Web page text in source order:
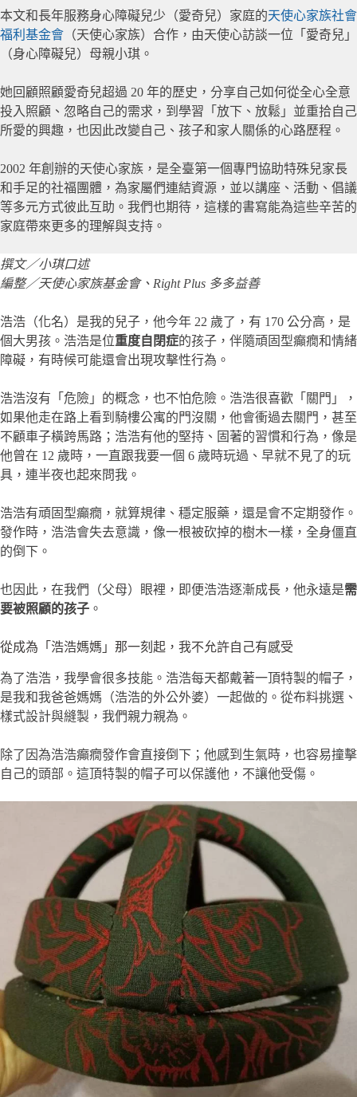
本文和長年服務身心障礙兒少（愛奇兒）家庭的天使心家族社會
福利基金會 （天使心家族）合作，由天使心訪談一位「愛奇兒」
（身心障礙兒）母親小琪。
她回顧照顧愛奇兒超過 20 年的歷史，分享自己如何從全心全意
投入照顧、忽略自己的需求，到學習「放下、放鬆」並重拾自己
所愛的興趣，也因此改變自己、孩子和家人關係的心路歷程。
2002 年創辦的天使心家族，是全臺第一個專門協助特殊兒家長
和手足的社福團體，為家屬們連結資源，並以講座、活動、倡議
等多元方式彼此互助。我們也期待，這樣的書寫能為這些辛苦的
家庭帶來更多的理解與支持。
撰文／小琪口述
編整／天使心家族基金會、Right Plus 多多益善
浩浩（化名）是我的兒子，他今年 22 歲了，有 170 公分高，是
個大男孩。浩浩是位重度自閉症的孩子，伴隨頑固型癲癇和情緒
障礙，有時候可能還會出現攻擊性行為。
浩浩沒有「危險」的概念，也不怕危險。浩浩很喜歡「關門」，
如果他走在路上看到騎樓公寓的門沒關，他會衝過去關門，甚至
不顧車子橫跨馬路；浩浩有他的堅持、固著的習慣和行為，像是
他曾在 12 歲時，一直跟我要一個 6 歲時玩過、早就不見了的玩
具，連半夜也起來問我。
浩浩有頑固型癲癇，就算規律、穩定服藥，還是會不定期發作。
發作時，浩浩會失去意識，像一根被砍掉的樹木一樣，全身僵直
的倒下。
也因此，在我們（父母）眼裡，即便浩浩逐漸成長，他永遠是需
要被照顧的孩子 。
從成為「浩浩媽媽」那一刻起，我不允許自己有感受
為了浩浩，我學會很多技能。浩浩每天都戴著一頂特製的帽子，
是我和我爸爸媽媽（浩浩的外公外婆）一起做的。從布料挑選、
樣式設計與縫製，我們親力親為。
除了因為浩浩癲癇發作會直接倒下；他感到生氣時，也容易撞擊
自己的頭部。這頂特製的帽子可以保護他，不讓他受傷。